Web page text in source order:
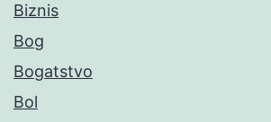
Biznis
Bog
Bogatstvo
Bol